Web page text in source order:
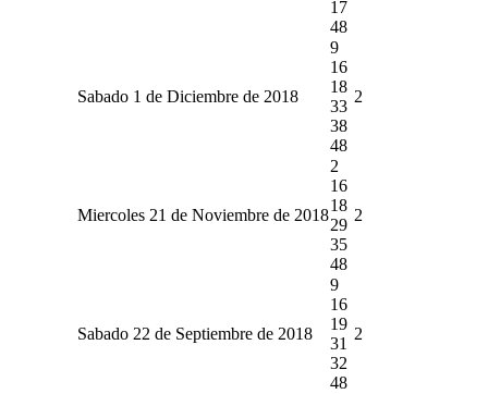
17
48
Sabado 1 de Diciembre de 2018
9
16
18
33
38
48
2
Miercoles 21 de Noviembre de 2018
2
16
18
29
35
48
2
Sabado 22 de Septiembre de 2018
9
16
19
31
32
48
2